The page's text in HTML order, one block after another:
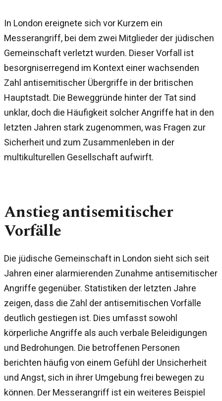
In London ereignete sich vor Kurzem ein
Messerangriff, bei dem zwei Mitglieder der jüdischen
Gemeinschaft verletzt wurden. Dieser Vorfall ist
besorgniserregend im Kontext einer wachsenden
Zahl antisemitischer Übergriffe in der britischen
Hauptstadt. Die Beweggründe hinter der Tat sind
unklar, doch die Häufigkeit solcher Angriffe hat in den
letzten Jahren stark zugenommen, was Fragen zur
Sicherheit und zum Zusammenleben in der
multikulturellen Gesellschaft aufwirft.
Anstieg antisemitischer
Vorfälle
Die jüdische Gemeinschaft in London sieht sich seit
Jahren einer alarmierenden Zunahme antisemitischer
Angriffe gegenüber. Statistiken der letzten Jahre
zeigen, dass die Zahl der antisemitischen Vorfälle
deutlich gestiegen ist. Dies umfasst sowohl
körperliche Angriffe als auch verbale Beleidigungen
und Bedrohungen. Die betroffenen Personen
berichten häufig von einem Gefühl der Unsicherheit
und Angst, sich in ihrer Umgebung frei bewegen zu
können. Der Messerangriff ist ein weiteres Beispiel